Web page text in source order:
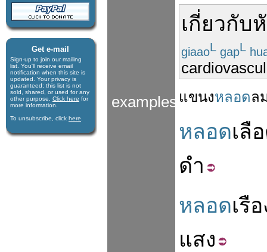
Get e-mail
Sign-up to join our mail­ing
list. You'll receive e­mail
notification when this site is
updated. Your privacy is
guaran­teed; this list is not
sold, shared, or used for any
other purpose. Click here for
more infor­mation.
To unsubscribe, click here
examples
เกี่ยวกับ
giaaoL gapL
แขนงหลอดล
หลอดเลื
ดำ
หลอดเรื
แสง